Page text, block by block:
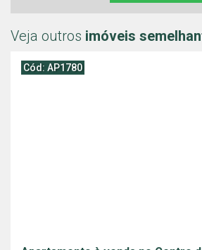
Veja outros imóveis
Cód: AP1780